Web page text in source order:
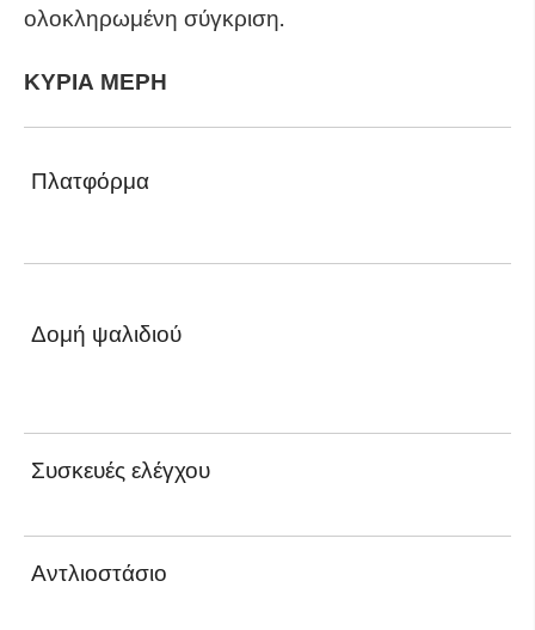
ολοκληρωμένη σύγκριση.
ΚΥΡΙΑ ΜΕΡΗ
Πλατφόρμα
Δομή ψαλιδιού
Συσκευές ελέγχου
Αντλιοστάσιο